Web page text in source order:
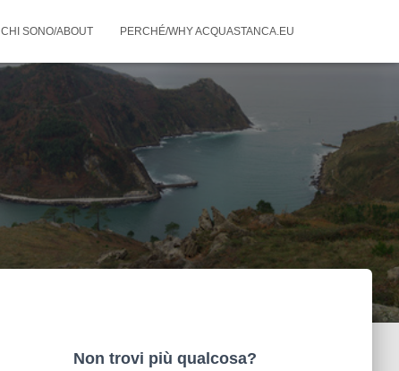
CHI SONO/ABOUT PERCHÉ/WHY ACQUASTANCA.EU
Non trovi più qualcosa?